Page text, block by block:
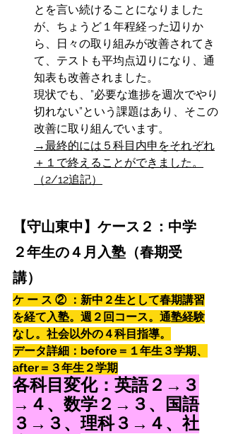
とを言い続けることになりました
が、ちょうど１年程経った辺りか
ら、日々の取り組みが改善されてき
て、テストも平均点辺りになり、通
知表も改善されました。
現状でも、”必要な進捗を週次でやり
切れない”という課題はあり、そこの
改善に取り組んでいます。
→最終的には５科目内申をそれぞれ
＋１で終えることができました。
（2/12追記）
【守山東中】ケース２：中学
２年生の４月入塾（春期受
講）
ケ ー ス ② ：新中２生として春期講習
を経て入塾。週２回コース。通塾経験
なし。社会以外の４科目指導。
データ詳細：before＝１年生３学期、
after＝３年生２学期
各科目変化：英語２→３
→４、数学２→３、国語
３→３、理科３→４、社